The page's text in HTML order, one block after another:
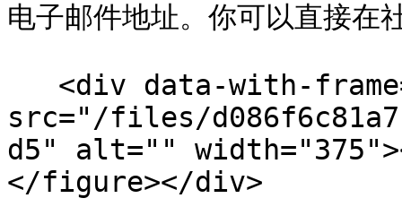
电子邮件地址。你可以直接在
src="/files/
d5" alt=""
</figure></div>